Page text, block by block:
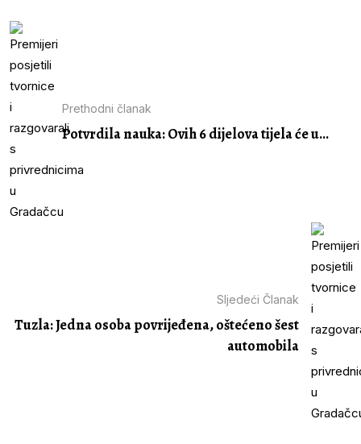
Prethodni članak
Potvrdila nauka: Ovih 6 dijelova tijela će u...
Sljedeći Članak
Tuzla: Jedna osoba povrijeđena, oštećeno šest
automobila